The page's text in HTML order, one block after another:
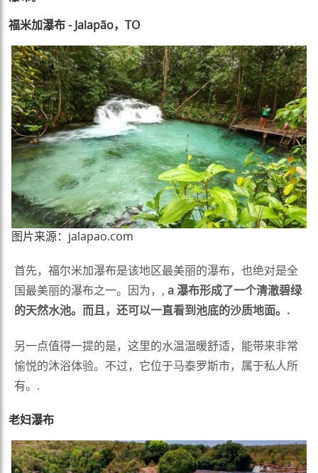
福米加瀑布 - Jalapão，TO
图片来源：jalapao.com
首先，福尔米加瀑布是该地区最美丽的瀑布，也绝对是全
国最美丽的瀑布之一。因为，, a 瀑布形成了一个清澈碧绿
的天然水池。而且，还可以一直看到池底的沙质地面。.
另一点值得一提的是，这里的水温温暖舒适，能带来非常
愉悦的沐浴体验。不过，它位于马泰罗斯市，属于私人所
有。.
老妇瀑布